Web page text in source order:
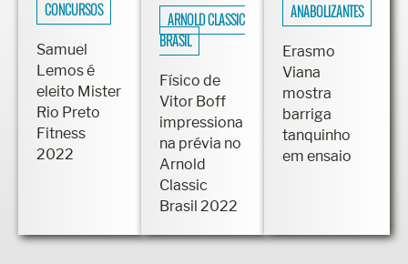
CONCURSOS
Samuel
Lemos é
eleito Mister
Rio Preto
Fitness
2022
ARNOLD CLASSIC
BRASIL
Físico de
Vitor Boff
impressiona
na prévia no
Arnold
Classic
Brasil 2022
ANABOLIZANTES
Erasmo
Viana
mostra
barriga
tanquinho
em ensaio